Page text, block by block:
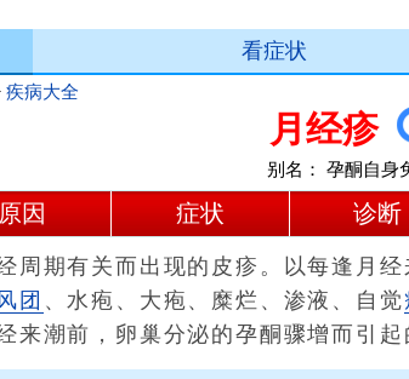
看症状
疾病大全
月经疹
别名： 孕酮自身
原因 症状 诊断
期有关而出现的皮疹。以每逢月经
团 、水疱、大疱、糜烂、渗液、自觉
来潮前，卵巢分泌的孕酮骤增而引起